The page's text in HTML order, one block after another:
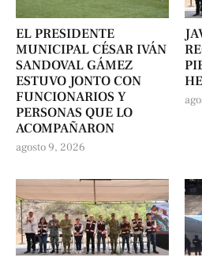
EL PRESIDENTE
MUNICIPAL CÉSAR IVÁN
SANDOVAL GÁMEZ
ESTUVO JONTO CON
FUNCIONARIOS Y
PERSONAS QUE LO
ACOMPAÑARON
agosto 9, 2026